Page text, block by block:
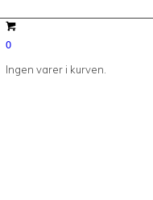
0
Ingen varer i kurven.